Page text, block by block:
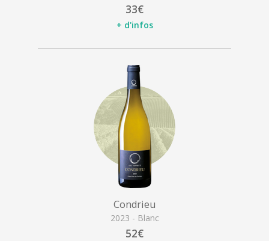
33€
+ d'infos
Condrieu
2023 - Blanc
52€